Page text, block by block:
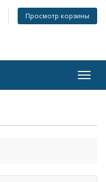
Просмотр корзины